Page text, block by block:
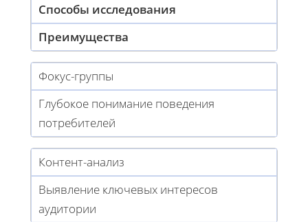
Способы исследования
Преимущества
Фокус-группы
Глубокое понимание поведения
потребителей
Контент-анализ
Выявление ключевых интересов
аудитории